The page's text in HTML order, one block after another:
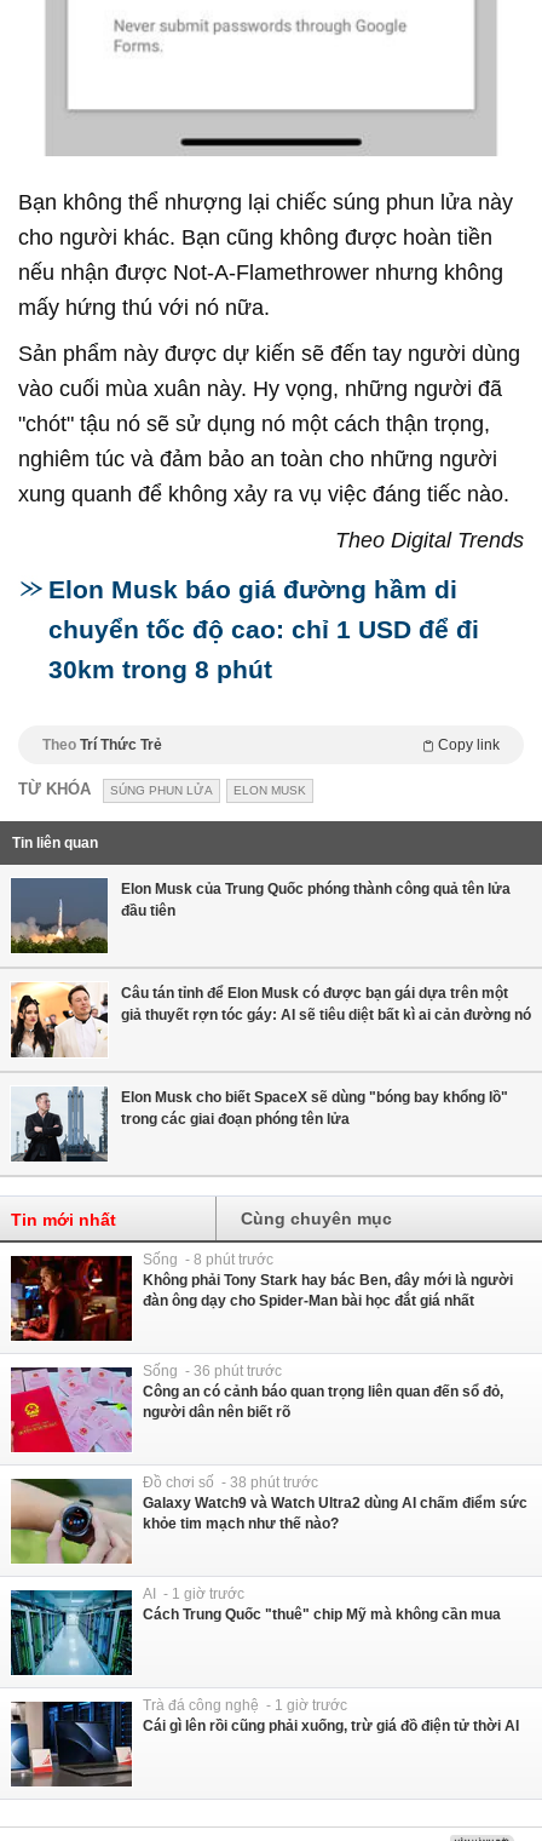
Bạn không thể nhượng lại chiếc súng phun lửa này
cho người khác. Bạn cũng không được hoàn tiền
nếu nhận được Not-A-Flamethrower nhưng không
mấy hứng thú với nó nữa.
Sản phẩm này được dự kiến sẽ đến tay người dùng
vào cuối mùa xuân này. Hy vọng, những người đã
"chót" tậu nó sẽ sử dụng nó một cách thận trọng,
nghiêm túc và đảm bảo an toàn cho những người
xung quanh để không xảy ra vụ việc đáng tiếc nào.
Theo Digital Trends
Elon Musk báo giá đường hầm di
chuyển tốc độ cao: chỉ 1 USD để đi
30km trong 8 phút
Theo Trí Thức Trẻ Copy link
TỪ KHÓA SÚNG PHUN LỬA ELON MUSK
Tin liên quan
Elon Musk của Trung Quốc phóng thành công quả tên lửa
đầu tiên
Câu tán tỉnh để Elon Musk có được bạn gái dựa trên một
giả thuyết rợn tóc gáy: AI sẽ tiêu diệt bất kì ai cản đường nó
Elon Musk cho biết SpaceX sẽ dùng "bóng bay khổng lồ"
trong các giai đoạn phóng tên lửa
Tin mới nhất Cùng chuyên mục
Sống - 8 phút trước
Không phải Tony Stark hay bác Ben, đây mới là người
đàn ông dạy cho Spider-Man bài học đắt giá nhất
Sống - 36 phút trước
Công an có cảnh báo quan trọng liên quan đến sổ đỏ,
người dân nên biết rõ
Đồ chơi số - 38 phút trước
Galaxy Watch9 và Watch Ultra2 dùng AI chấm điểm sức
khỏe tim mạch như thế nào?
AI - 1 giờ trước
Cách Trung Quốc "thuê" chip Mỹ mà không cần mua
Trà đá công nghệ - 1 giờ trước
Cái gì lên rồi cũng phải xuống, trừ giá đồ điện tử thời AI